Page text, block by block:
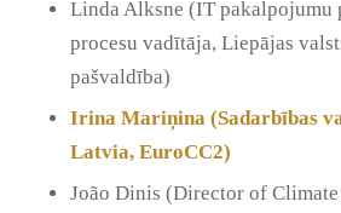
Linda Alksne (IT pakalpojumu
procesu vadītāja, Liepājas
pašvaldība)
Irina Mariņina (Sadarbības
Latvia, EuroCC2)
João Dinis (Director of